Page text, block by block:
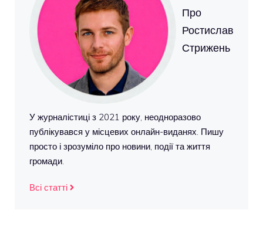
Про
Ростислав
Стрижень
У журналістиці з 2021 року, неодноразово
публікувався у місцевих онлайн-виданях. Пишу
просто і зрозуміло про новини, події та життя
громади.
Всі статті